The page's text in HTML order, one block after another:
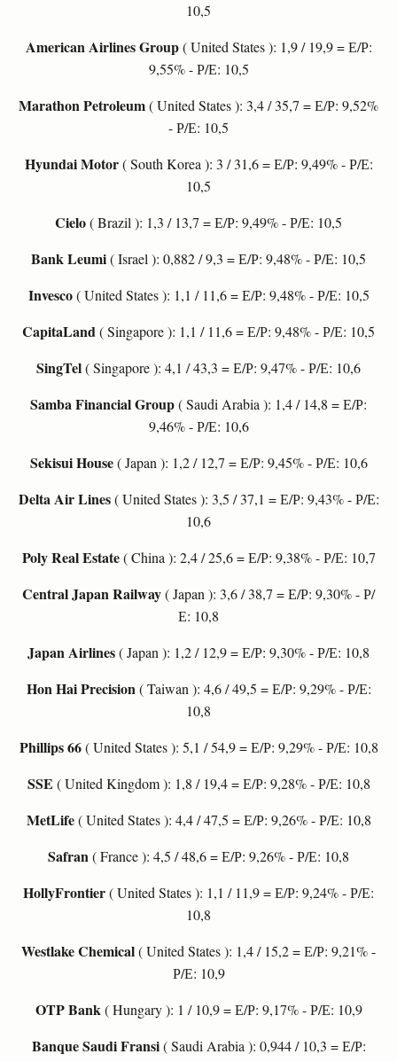
10,5
American Airlines Group( United States ): 1,9 / 19,9 = Е/Р:
9,55% - Р/Е: 10,5
Marathon Petroleum( United States ): 3,4 / 35,7 = Е/Р: 9,52%
- Р/Е: 10,5
Hyundai Motor( South Korea ): 3 / 31,6 = Е/Р: 9,49% - Р/Е:
10,5
Cielo( Brazil ): 1,3 / 13,7 = Е/Р: 9,49% - Р/Е: 10,5
Bank Leumi( Israel ): 0,882 / 9,3 = Е/Р: 9,48% - Р/Е: 10,5
Invesco( United States ): 1,1 / 11,6 = Е/Р: 9,48% - Р/Е: 10,5
CapitaLand( Singapore ): 1,1 / 11,6 = Е/Р: 9,48% - Р/Е: 10,5
SingTel( Singapore ): 4,1 / 43,3 = Е/Р: 9,47% - Р/Е: 10,6
Samba Financial Group( Saudi Arabia ): 1,4 / 14,8 = Е/Р:
9,46% - Р/Е: 10,6
Sekisui House( Japan ): 1,2 / 12,7 = Е/Р: 9,45% - Р/Е: 10,6
Delta Air Lines( United States ): 3,5 / 37,1 = Е/Р: 9,43% - Р/Е:
10,6
Poly Real Estate( China ): 2,4 / 25,6 = Е/Р: 9,38% - Р/Е: 10,7
Central Japan Railway( Japan ): 3,6 / 38,7 = Е/Р: 9,30% - Р/
Е: 10,8
Japan Airlines( Japan ): 1,2 / 12,9 = Е/Р: 9,30% - Р/Е: 10,8
Hon Hai Precision ( Taiwan ): 4,6 / 49,5 = Е/Р: 9,29% - Р/Е:
10,8
Phillips 66( United States ): 5,1 / 54,9 = Е/Р: 9,29% - Р/Е: 10,8
SSE ( United Kingdom ): 1,8 / 19,4 = Е/Р: 9,28% - Р/Е: 10,8
MetLife( United States ): 4,4 / 47,5 = Е/Р: 9,26% - Р/Е: 10,8
Safran( France ): 4,5 / 48,6 = Е/Р: 9,26% - Р/Е: 10,8
HollyFrontier( United States ): 1,1 / 11,9 = Е/Р: 9,24% - Р/Е:
10,8
Westlake Chemical( United States ): 1,4 / 15,2 = Е/Р: 9,21% -
Р/Е: 10,9
OTP Bank ( Hungary ): 1 / 10,9 = Е/Р: 9,17% - Р/Е: 10,9
Banque Saudi Fransi( Saudi Arabia ): 0,944 / 10,3 = Е/Р: